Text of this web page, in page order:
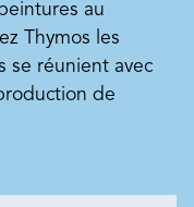
au
Thymos les
se réunient avec
de